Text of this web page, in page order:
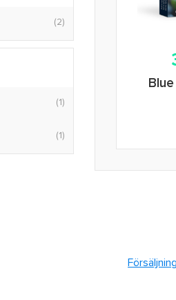
(2)
(1)
(1)